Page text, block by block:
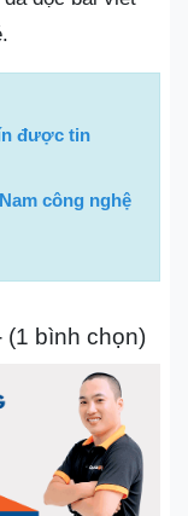
được tin
công nghệ
(1 bình chọn)